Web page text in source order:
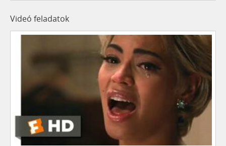
Videó feladatok